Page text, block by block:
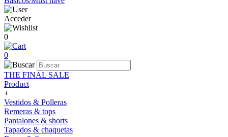
Acceder
0
0
THE FINAL SALE
Product
+
Vestidos & Polleras
Remeras & tops
Pantalones & shorts
Tapados & chaquetas